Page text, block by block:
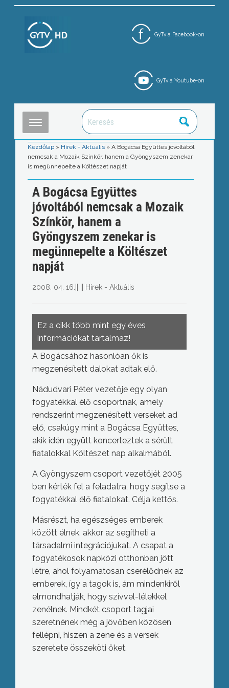
GyTv a Facebook-on
GyTv a Youtube-on
Kezdőlap » Hírek - Aktuális »A Bogácsa Együttes jóvoltából
nemcsak a Mozaik Színkör, hanem a Gyöngyszem zenekar
is megünnepelte a Költészet napját
A Bogácsa Együttes
jóvoltából nemcsak a Mozaik
Színkör, hanem a
Gyöngyszem zenekar is
megünnepelte a Költészet
napját
2008. 04. 16. Hírek - Aktuális
Ez a cikk több mint egy éves
információkat tartalmaz!
A Bogácsához hasonlóan ők is
megzenésített dalokat adtak elő.
Nádudvari Péter vezetője egy olyan
fogyatékkal élő csoportnak, amely
rendszerint megzenésített verseket ad
elő, csakúgy mint a Bogácsa Együttes,
akik idén együtt koncerteztek a sérült
fiatalokkal Költészet nap alkalmából.
A Gyöngyszem csoport vezetőjét 2005
ben kérték fel a feladatra, hogy segítse a
fogyatékkal élő fiatalokat. Célja kettős.
Másrészt, ha egészséges emberek
között élnek, akkor az segítheti a
társadalmi integrációjukat. A csapat a
fogyatékosok napközi otthonban jött
létre, ahol folyamatosan cserélődnek az
emberek, így a tagok is, ám mindenkiről
elmondhatják, hogy szívvel-lélekkel
zenélnek. Mindkét csoport tagjai
szeretnének még a jövőben közösen
fellépni, hiszen a zene és a versek
szeretete összeköti őket.